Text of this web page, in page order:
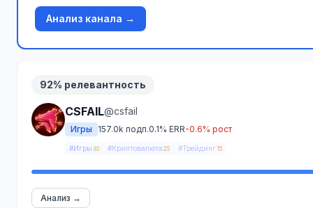
Анализ канала →
92% релевантность
CSFAIL@csfail
Игры 157.0k подп.0.1% ERR-0.6% рост
#Игры 40 #Криптовалюта 25 #Трейдинг15
Анализ →